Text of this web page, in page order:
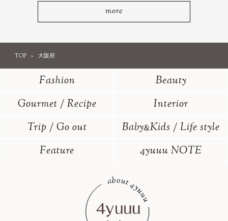
more
TOP 大阪府
Fashion
Beauty
Gourmet / Recipe
Interior
Trip / Go out
Baby&Kids / Life style
Feature
4yuuu NOTE